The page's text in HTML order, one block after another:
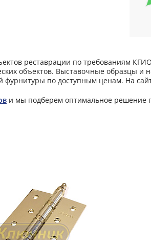
реставрации по требованиям
объектов. Выставочные образцы
по доступным ценам. На
и мы подберем оптимальное решение